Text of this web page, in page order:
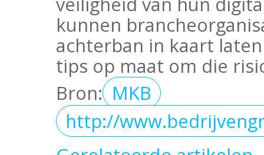
kunnen
achterban in kaart
tips op maat om die
Bron: MKB
http://